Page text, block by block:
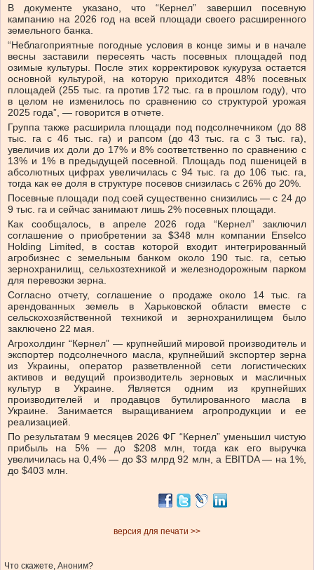
В документе указано, что “Кернел” завершил посевную
кампанию на 2026 год на всей площади своего расширенного
земельного банка.
“Неблагоприятные погодные условия в конце зимы и в начале
весны заставили пересеять часть посевных площадей под
озимые культуры. После этих корректировок кукуруза остается
основной культурой, на которую приходится 48% посевных
площадей (255 тыс. га против 172 тыс. га в прошлом году), что
в целом не изменилось по сравнению со структурой урожая
2025 года”, — говорится в отчете.
Группа также расширила площади под подсолнечником (до 88
тыс. га с 46 тыс. га) и рапсом (до 43 тыс. га с 3 тыс. га),
увеличив их доли до 17% и 8% соответственно по сравнению с
13% и 1% в предыдущей посевной. Площадь под пшеницей в
абсолютных цифрах увеличилась с 94 тыс. га до 106 тыс. га,
тогда как ее доля в структуре посевов снизилась с 26% до 20%.
Посевные площади под соей существенно снизились — с 24 до
9 тыс. га и сейчас занимают лишь 2% посевных площади.
Как сообщалось, в апреле 2026 года “Кернел” заключил
соглашение о приобретении за $348 млн компании Enselco
Holding Limited, в состав которой входит интегрированный
агробизнес с земельным банком около 190 тыс. га, сетью
зернохранилищ, сельхозтехникой и железнодорожным парком
для перевозки зерна.
Согласно отчету, соглашение о продаже около 14 тыс. га
арендованных земель в Харьковской области вместе с
сельскохозяйственной техникой и зернохранилищем было
заключено 22 мая.
Агрохолдинг “Кернел” — крупнейший мировой производитель и
экспортер подсолнечного масла, крупнейший экспортер зерна
из Украины, оператор разветвленной сети логистических
активов и ведущий производитель зерновых и масличных
культур в Украине. Является одним из крупнейших
производителей и продавцов бутилированного масла в
Украине. Занимается выращиванием агропродукции и ее
реализацией.
По результатам 9 месяцев 2026 ФГ “Кернел” уменьшил чистую
прибыль на 5% — до $208 млн, тогда как его выручка
увеличилась на 0,4% — до $3 млрд 92 млн, а EBITDA — на 1%,
до $403 млн.
версия для печати >>
Что скажете, Аноним?